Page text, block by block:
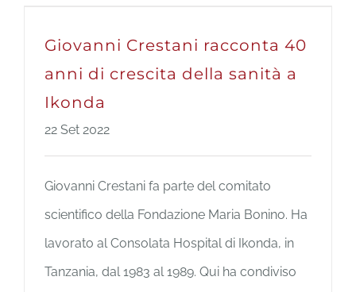
Giovanni Crestani racconta 40
anni di crescita della sanità a
Ikonda
22 Set 2022
Giovanni Crestani fa parte del comitato
scientifico della Fondazione Maria Bonino. Ha
lavorato al Consolata Hospital di Ikonda, in
Tanzania, dal 1983 al 1989. Qui ha condiviso